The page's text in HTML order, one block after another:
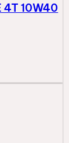
4T 10W40